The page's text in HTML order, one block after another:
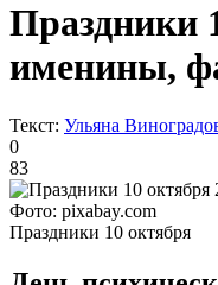
Праздники
именины,
Текст: Ульяна
0
83
Фото: pixabay.com
Праздники 10 октября